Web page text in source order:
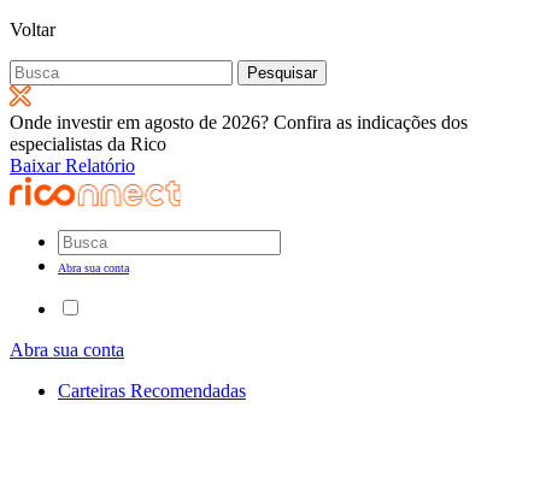
Voltar
Pesquisar
por:
Onde investir em agosto de 2026? Confira as indicações dos
especialistas da Rico
Baixar Relatório
Abra sua conta
Abra sua conta
Carteiras Recomendadas